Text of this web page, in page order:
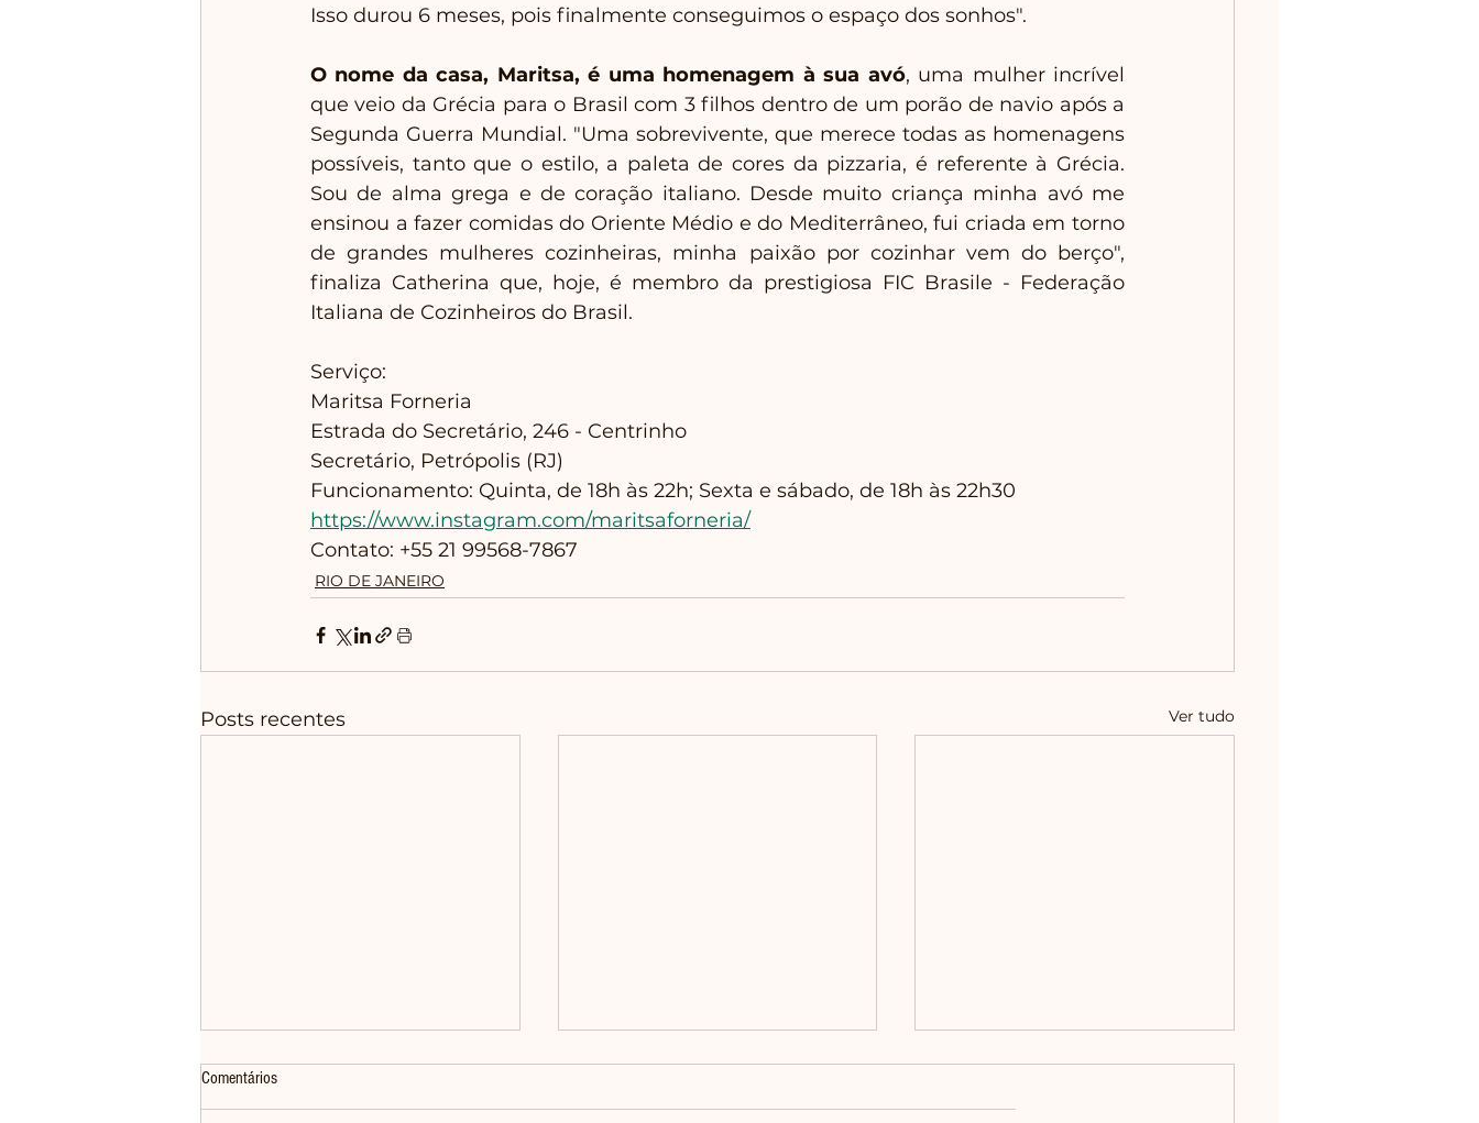
Isso durou 6 meses, pois finalmente conseguimos o espaço dos sonhos".
O nome da casa, Maritsa, é uma homenagem à sua avó, uma mulher incrível
que veio da Grécia para o Brasil com 3 filhos dentro de um porão de navio após a
Segunda Guerra Mundial. "Uma sobrevivente, que merece todas as homenagens
possíveis, tanto que o estilo, a paleta de cores da pizzaria, é referente à Grécia.
Sou de alma grega e de coração italiano. Desde muito criança minha avó me
ensinou a fazer comidas do Oriente Médio e do Mediterrâneo, fui criada em torno
de grandes mulheres cozinheiras, minha paixão por cozinhar vem do berço",
finaliza Catherina que, hoje, é membro da prestigiosa FIC Brasile - Federação
Italiana de Cozinheiros do Brasil.
Serviço:
Maritsa Forneria
Estrada do Secretário, 246 - Centrinho
Secretário, Petrópolis (RJ)
Funcionamento: Quinta, de 18h às 22h; Sexta e sábado, de 18h às 22h30
https://www.instagram.com/maritsaforneria/
Contato: +55 21 99568-7867
RIO DE JANEIRO
Posts recentes Ver tudo
Comentários